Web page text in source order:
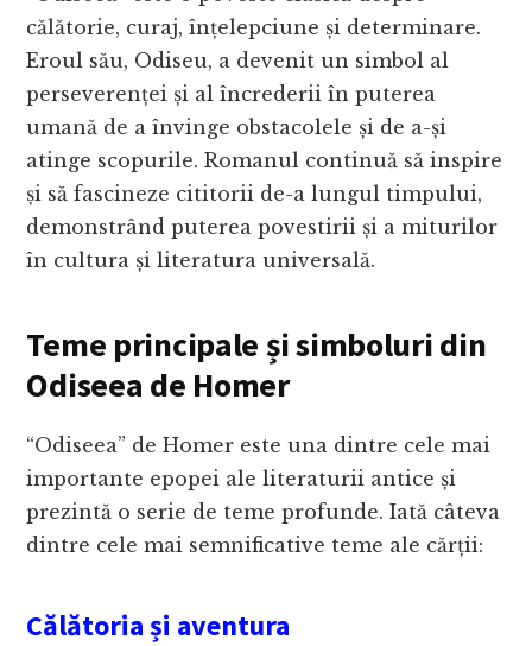
călătorie, curaj, înțelepciune și determinare.
Eroul său, Odiseu, a devenit un simbol al
perseverenței și al încrederii în puterea
umană de a învinge obstacolele și de a-și
atinge scopurile. Romanul continuă să inspire
și să fascineze cititorii de-a lungul timpului,
demonstrând puterea povestirii și a miturilor
în cultura și literatura universală.
Teme principale și simboluri din
Odiseea de Homer
“Odiseea” de Homer este una dintre cele mai
importante epopei ale literaturii antice și
prezintă o serie de teme profunde. Iată câteva
dintre cele mai semnificative teme ale cărții:
Călătoria și aventura